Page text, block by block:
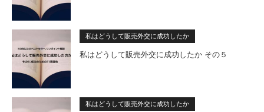
私はどうして販売外交に成功したか
私はどうして販売外交に成功したか その５
私はどうして販売外交に成功したか